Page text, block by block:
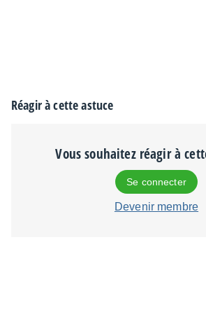
Réagir à cette astuce
Vous souhaitez réagir à
Se connecter
Devenir membre